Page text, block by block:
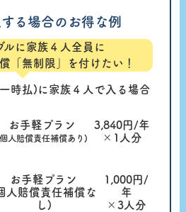
る場合のお得な例
ルに家族４人全員に
「無制限」を付けたい！
時払)に家族４人で入る場合
お手軽プラン
人賠償責任補償あり)
3,840円/年
×1人分
お手軽プラン
人賠償責任補償な
し)
1,000円/
年
×3人分